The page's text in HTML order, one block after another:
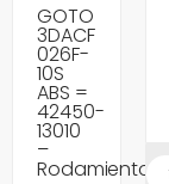
GOTO
3DACF
026F-
10S
ABS =
42450-
13010
–
Rodamientos